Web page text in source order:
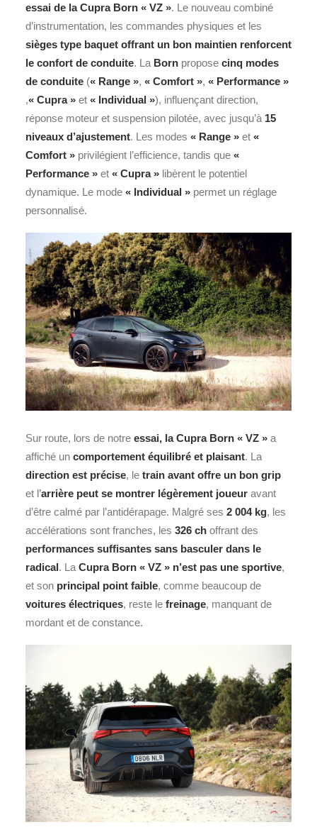
essai de la Cupra Born « VZ ». Le nouveau combiné
d’instrumentation, les commandes physiques et les
sièges type baquet offrant un bon maintien renforcent
le confort de conduite. La Born propose cinq modes
de conduite (« Range », « Comfort », « Performance »
,« Cupra » et « Individual »), influençant direction,
réponse moteur et suspension pilotée, avec jusqu’à 15
niveaux d’ajustement. Les modes « Range » et «
Comfort » privilégient l’efficience, tandis que «
Performance » et « Cupra » libèrent le potentiel
dynamique. Le mode « Individual » permet un réglage
personnalisé.
Sur route, lors de notre essai, la Cupra Born « VZ » a
affiché un comportement équilibré et plaisant. La
direction est précise, le train avant offre un bon grip
et l’arrière peut se montrer légèrement joueur avant
d’être calmé par l’antidérapage. Malgré ses 2 004 kg, les
accélérations sont franches, les 326 ch offrant des
performances suffisantes sans basculer dans le
radical. La Cupra Born « VZ » n’est pas une sportive,
et son principal point faible, comme beaucoup de
voitures électriques, reste le freinage, manquant de
mordant et de constance.